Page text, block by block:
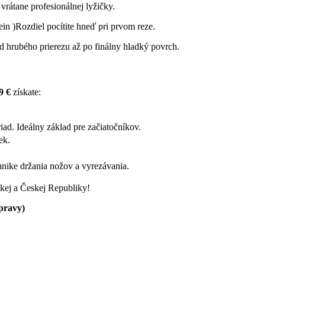
profesionálnej lyžičky.
)Rozdiel pocítite hneď pri prvom reze.
hrubého prierezu až po finálny hladký povrch.
€ získate:
Ideálny základ pre začiatočníkov.
držania nožov a vyrezávania.
a Českej Republiky!